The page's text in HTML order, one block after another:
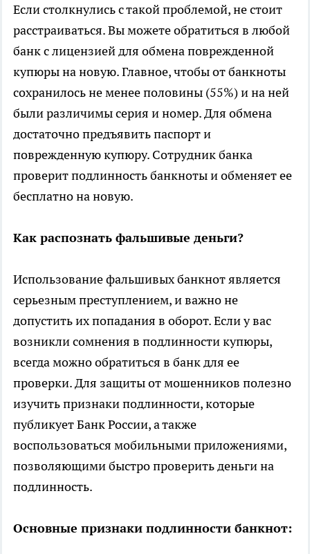
Если столкнулись с такой проблемой, не стоит
расстраиваться. Вы можете обратиться в любой
банк с лицензией для обмена поврежденной
купюры на новую. Главное, чтобы от банкноты
сохранилось не менее половины (55%) и на ней
были различимы серия и номер. Для обмена
достаточно предъявить паспорт и
поврежденную купюру. Сотрудник банка
проверит подлинность банкноты и обменяет ее
бесплатно на новую.
Как распознать фальшивые деньги?
Использование фальшивых банкнот является
серьезным преступлением, и важно не
допустить их попадания в оборот. Если у вас
возникли сомнения в подлинности купюры,
всегда можно обратиться в банк для ее
проверки. Для защиты от мошенников полезно
изучить признаки подлинности, которые
публикует Банк России, а также
воспользоваться мобильными приложениями,
позволяющими быстро проверить деньги на
подлинность.
Основные признаки подлинности банкнот: